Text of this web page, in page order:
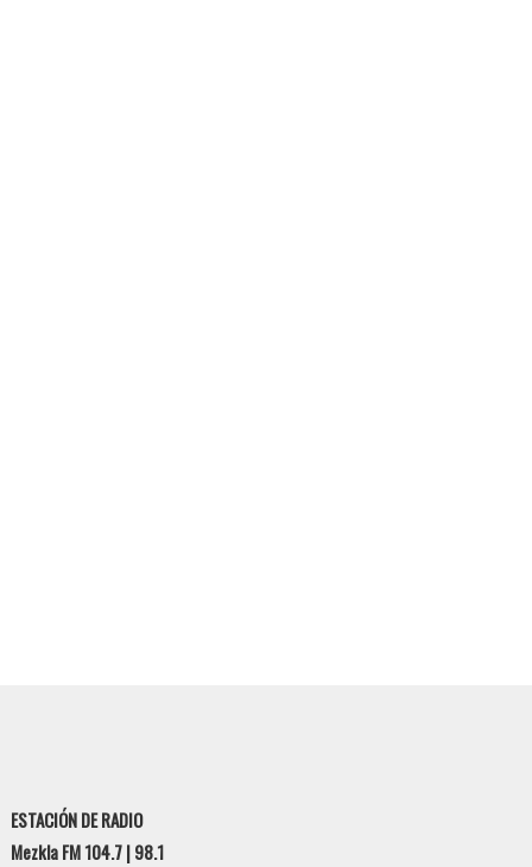
ESTACIÓN DE RADIO
Mezkla FM 104.7 | 98.1